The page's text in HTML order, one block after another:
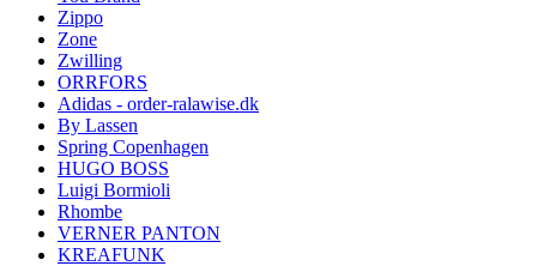
Zippo
Zone
Zwilling
ORRFORS
Adidas - order-ralawise.dk
By Lassen
Spring Copenhagen
HUGO BOSS
Luigi Bormioli
Rhombe
VERNER PANTON
KREAFUNK